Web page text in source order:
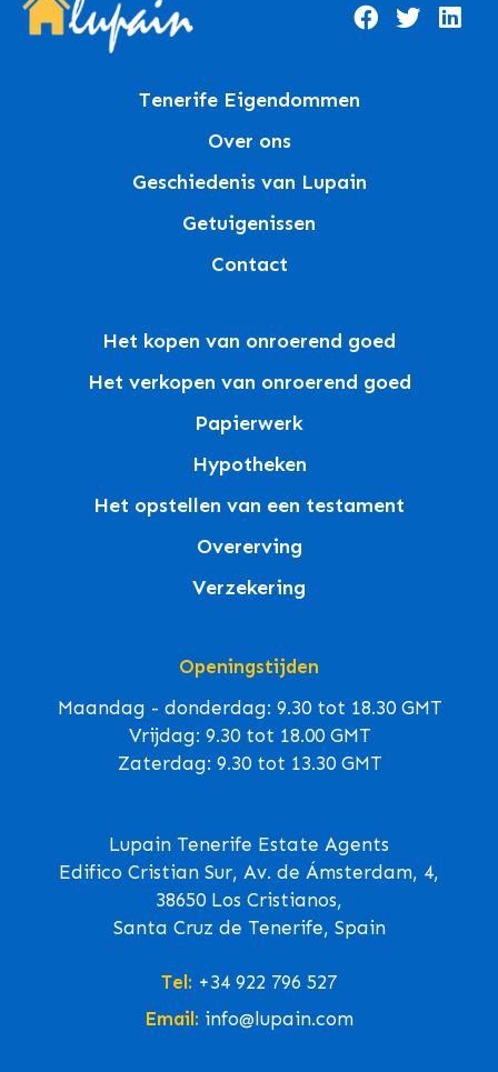
Tenerife Eigendommen
Over ons
Geschiedenis van Lupain
Getuigenissen
Contact
Het kopen van onroerend goed
Het verkopen van onroerend goed
Papierwerk
Hypotheken
Het opstellen van een testament
Overerving
Verzekering
Openingstijden
Maandag - donderdag: 9.30 tot 18.30 GMT
Vrijdag: 9.30 tot 18.00 GMT
Zaterdag: 9.30 tot 13.30 GMT
Lupain Tenerife Estate Agents
Edifico Cristian Sur, Av. de Ámsterdam, 4,
38650 Los Cristianos,
Santa Cruz de Tenerife, Spain
Tel: +34 922 796 527
Email: info@lupain.com